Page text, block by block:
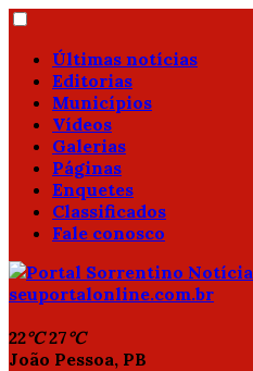
Últimas notícias
Editorias
Municípios
Vídeos
Galerias
Páginas
Enquetes
Classificados
Fale conosco
22°C 27°C
João Pessoa, PB